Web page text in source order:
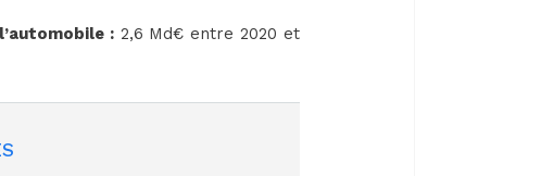
:2,6 Md€ entre 2020 et